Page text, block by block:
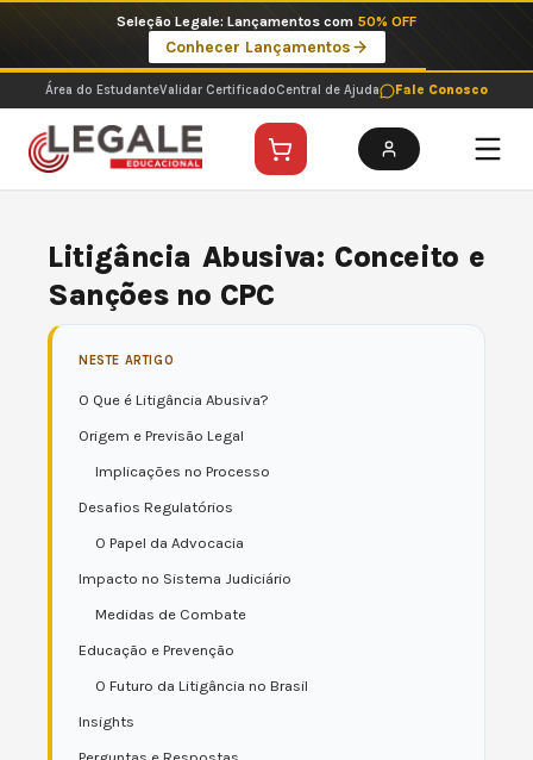
o
conteúdo
Seleção Legale: Lançamentos com 50% OFF
Conhecer Lançamentos
Área do EstudanteValidar CertificadoCentral de Ajuda Fale Conosco
Litigância Abusiva: Conceito e
Sanções no CPC
NESTE ARTIGO
O Que é Litigância Abusiva?
Origem e Previsão Legal
Implicações no Processo
Desafios Regulatórios
O Papel da Advocacia
Impacto no Sistema Judiciário
Medidas de Combate
Educação e Prevenção
O Futuro da Litigância no Brasil
Insights